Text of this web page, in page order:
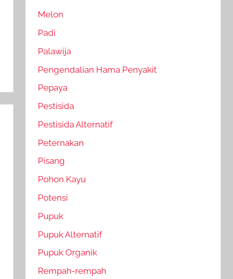
Melon
Padi
Palawija
Pengendalian Hama Penyakit
Pepaya
Pestisida
Pestisida Alternatif
Peternakan
Pisang
Pohon Kayu
Potensi
Pupuk
Pupuk Alternatif
Pupuk Organik
Rempah-rempah